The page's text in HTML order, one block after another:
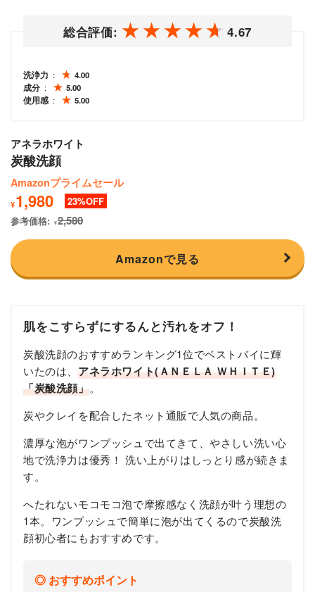
総合評価: 4.67
洗浄力
4.00
成分
5.00
使用感
5.00
アネラホワイト
炭酸洗顔
Amazonプライムセール
¥1,980
23
参考価格:
¥2,580
Amazonで見る
肌をこすらずにするんと汚れをオフ！
炭酸洗顔のおすすめランキング1位でベストバイに輝
いたのは、 アネラホワイト(ＡＮＥＬＡ ＷＨＩＴＥ)
「炭酸洗顔」。
炭やクレイを配合したネット通販で人気の商品。
濃厚な泡がワンプッシュで出てきて、やさしい洗い心
地で洗浄力は優秀！ 洗い上がりはしっとり感が続きま
す。
へたれないモコモコ泡で摩擦感なく洗顔が叶う理想の
1本。ワンプッシュで簡単に泡が出てくるので炭酸洗
顔初心者にもおすすめです。
おすすめポイント